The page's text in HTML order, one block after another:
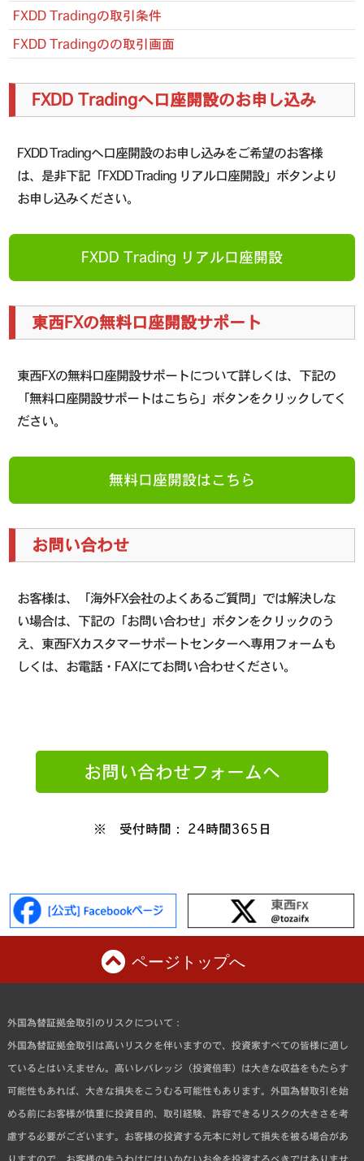
FXDD Tradingの取引条件
FXDD Tradingのの取引画面
FXDD Tradingへ口座開設のお申し込み
FXDD Tradingへ口座開設のお申し込みをご希望のお客様
は、是非下記「FXDD Trading リアル口座開設」ボタンより
お申し込みください。
FXDD Trading リアル口座開設
東西FXの無料口座開設サポート
東西FXの無料口座開設サポートについて詳しくは、下記の
「無料口座開設サポートはこちら」ボタンをクリックしてく
ださい。
無料口座開設はこちら
お問い合わせ
お客様は、「海外FX会社のよくあるご質問」では解決しな
い場合は、下記の「お問い合わせ」ボタンをクリックのう
え、東西FXカスタマーサポートセンターへ専用フォームも
しくは、お電話・FAXにてお問い合わせください。
お問い合わせフォームへ
※ 受付時間： 24時間365日
ページトップへ
外国為替証拠金取引のリスクについて：
外国為替証拠金取引は高いリスクを伴いますので、投資家すべての皆様に適し
ているとはいえません。高いレバレッジ（投資倍率）は大きな収益をもたらす
可能性もあれば、大きな損失をこうむる可能性もあります。外国為替取引を始
める前にお客様が慎重に投資目的、取引経験、許容できるリスクの大きさを考
慮する必要がございます。お客様の投資する元本に対して損失を被る場合があ